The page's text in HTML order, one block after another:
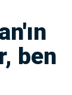
ben